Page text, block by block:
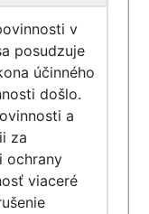
v
posudzuje
účinného
došlo.
a
za
ochrany
viaceré